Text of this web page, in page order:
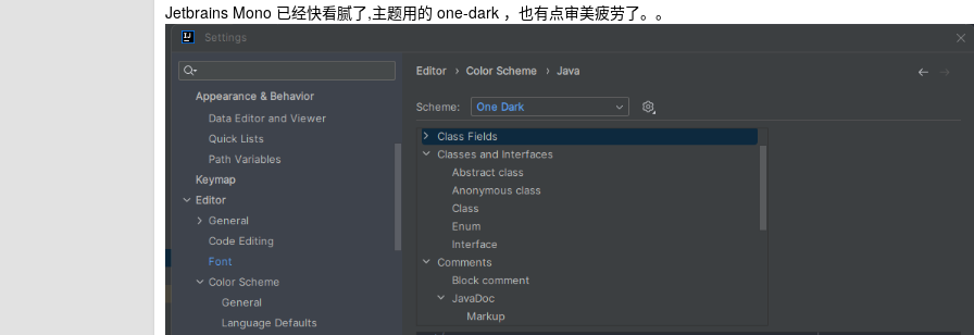
Jetbrains Mono 已经快看腻了,主题用的 one-dark ，也有点审美疲劳了。。